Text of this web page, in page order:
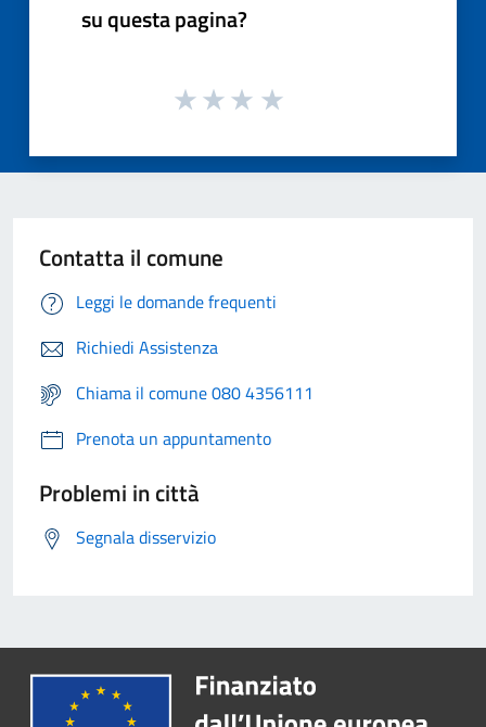
su questa pagina?
Contatta il comune
Leggi le domande frequenti
Richiedi Assistenza
Chiama il comune 080 4356111
Prenota un appuntamento
Problemi in città
Segnala disservizio